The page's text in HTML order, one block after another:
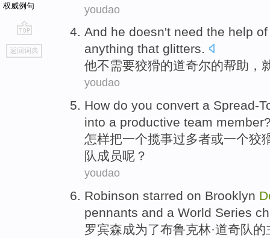
权威例句
go
top
返回词典
youdao
And he doesn't need the help of
anything that glitters.
他不需要狡猾的道奇尔的帮助 ，
youdao
How do you convert a Spread-
into a productive team member
怎样把一个揽事过多者或一个狡
队 成员呢？
youdao
Robinson starred on Brooklyn
pennants and a World Series
罗宾森成为了布鲁克林·道奇队的